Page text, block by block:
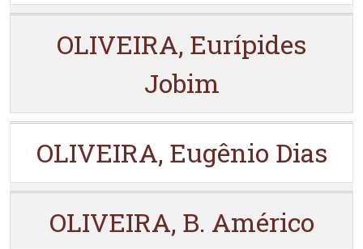
OLIVEIRA, Eurípides
Jobim
OLIVEIRA, Eugênio Dias
OLIVEIRA, B. Américo